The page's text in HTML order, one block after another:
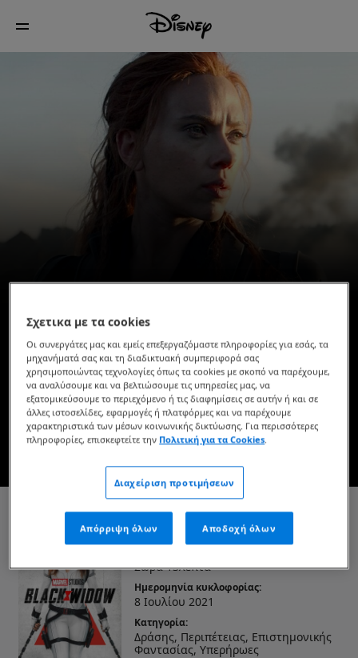
Διαθέσιμο τώρα στο Disney+*
ΔΕΙΤΕ ΤΗΝ ΣΤΟ DISNEY+
* Ισχύουν όροι και προϋποθέσεις
Black Widow
2ώρα 13λεπτά
Ημερομηνία κυκλοφορίας:
8 Ιουλίου 2021
Κατηγορία:
Δράσης, Περιπέτειας, Επιστημονικής
Φαντασίας, Υπερήρωες
Σχετικα με τα cookies
Οι συνεργάτες μας και εμείς επεξεργαζόμαστε πληροφορίες για εσάς, τα
μηχανήματά σας και τη διαδικτυακή συμπεριφορά σας
χρησιμοποιώντας τεχνολογίες όπως τα cookies με σκοπό να παρέχουμε,
να αναλύσουμε και να βελτιώσουμε τις υπηρεσίες μας, να
εξατομικεύσουμε το περιεχόμενο ή τις διαφημίσεις σε αυτήν ή και σε
άλλες ιστοσελίδες, εφαρμογές ή πλατφόρμες και να παρέχουμε
χαρακτηριστικά των μέσων κοινωνικής δικτύωσης. Για περισσότερες
πληροφορίες, επισκεφτείτε την Πολιτική για τα Cookies.
Διαχείριση προτιμήσεων
Απόρριψη όλων Αποδοχή όλων